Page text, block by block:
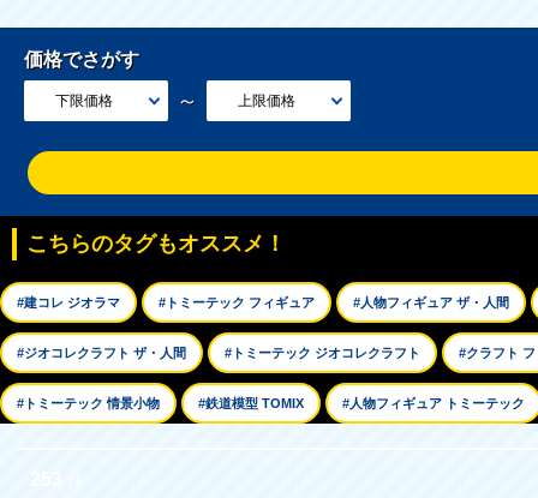
価格でさがす
下限価格 ～ 上限価格
こちらのタグもオススメ！
#建コレ ジオラマ #トミーテック フィギュア #人物フィギュア ザ・人間
#ジオコレクラフト ザ・人間 #トミーテック ジオコレクラフト #クラフト
#トミーテック 情景小物 #鉄道模型 TOMIX #人物フィギュア トミーテック